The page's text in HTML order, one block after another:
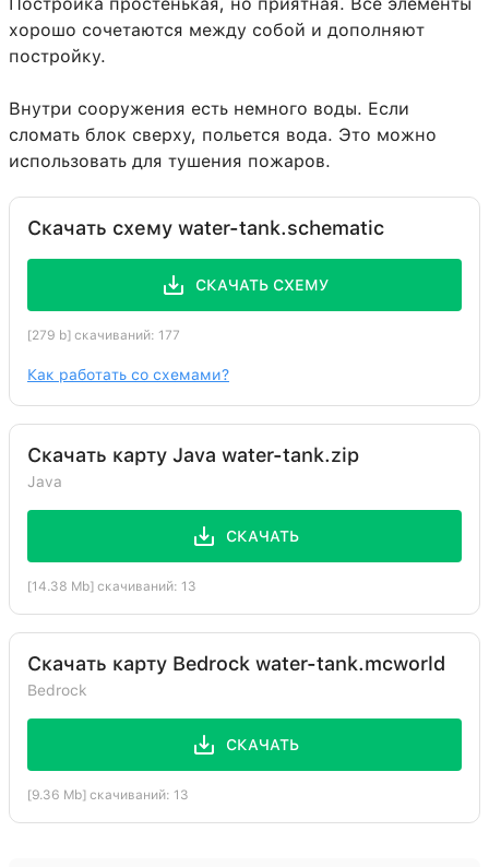
хорошо сочетаются между собой и дополняют
постройку.
Внутри сооружения есть немного воды. Если
сломать блок сверху, польется вода. Это можно
использовать для тушения пожаров.
Скачать схему water-tank.schematic
СКАЧАТЬ СХЕМУ
[279 b] скачиваний: 177
Как работать со схемами?
Скачать карту Java water-tank.zip
Java
СКАЧАТЬ
[14.38 Mb] скачиваний: 13
Скачать карту Bedrock water-tank.mcworld
Bedrock
СКАЧАТЬ
[9.36 Mb] скачиваний: 13